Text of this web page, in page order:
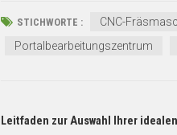
STICHWORTE : CNC-
Portalbearbeitungszentrum
Leitfaden zur Auswahl Ihrer